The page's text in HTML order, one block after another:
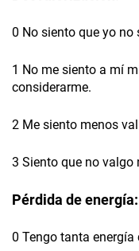
0 No siento que yo no
1 No me siento a mí
considerarme.
2 Me siento menos
3 Siento que no valgo
Pérdida de energía:
0 Tengo tanta energía